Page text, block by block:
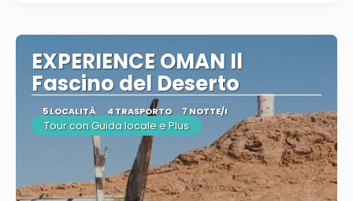
EXPERIENCE OMAN Il
Fascino del Deserto
5 LOCALITÀ 4 TRASPORTO 7 NOTTE/I
Tour con Guida locale e Plus